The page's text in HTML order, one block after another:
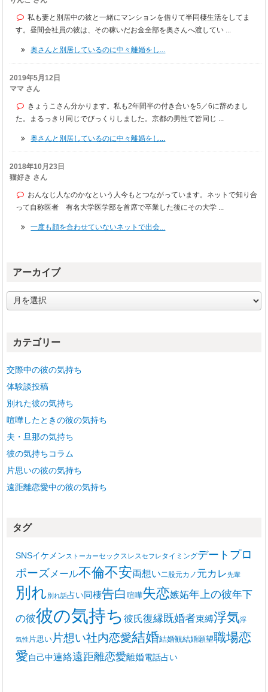
私も妻と別居中の彼と一緒にマンションを借りて半同棲生活をしてま
す。昼間会社員の彼は、その稼いだお金全部を奥さんへ渡してい ...
奥さんと別居しているのに中々離婚をし...
2019年5月12日
ママ さん
きょうこさん分かります。私も2年間半の付き合いを5／6に辞めまし
た。まるっきり同じでびっくりしました。京都の男性て皆同じ ...
奥さんと別居しているのに中々離婚をし...
2018年10月23日
猫好き さん
おんなじ人なのかなという人今もとつながっています。ネットで知り合
って自称医者 有名大学医学部を首席で卒業した後にその大学 ...
一度も顔を合わせていないネットで出会...
アーカイブ
ー
ブカテゴリー
交際中の彼の気持ち
体験談投稿
別れた彼の気持ち
喧嘩したときの彼の気持ち
夫・旦那の気持ち
彼の気持ちコラム
片思いの彼の気持ち
遠距離恋愛中の彼の気持ち
タグ
SNSイケメンストーカーセックスレスセフレタイミングデート プロ
ポーズ メール不倫不安両想い二股元カノ 元カレ先輩
別れ別れ話占い同棲告白 喧嘩失恋嫉妬年上の彼年下
の彼彼の気持ち 彼氏復縁既婚者束縛浮気浮
気性 片思い 片想い社内恋愛結婚結婚観結婚願望職場恋
愛自己中連絡遠距離恋愛離婚電話占い